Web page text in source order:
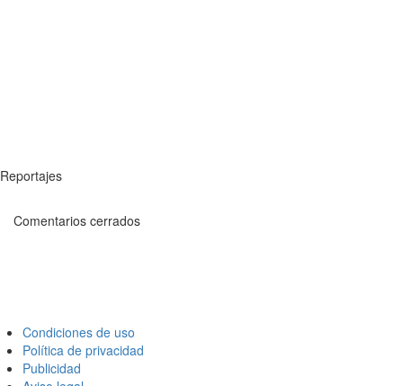
Reportajes
Comentarios cerrados
Condiciones de uso
Política de privacidad
Publicidad